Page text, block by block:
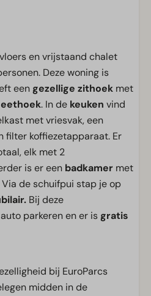
en vrijstaand chalet
Deze woning is
een gezellige zithoek met
. In de keuken vind
met vriesvak, een
filter koffiezetapparaat. Er
elk met 2
is er een badkamer met
de schuifpui stap je op
Bij deze
parkeren en er is gratis
bij EuroParcs
midden in de